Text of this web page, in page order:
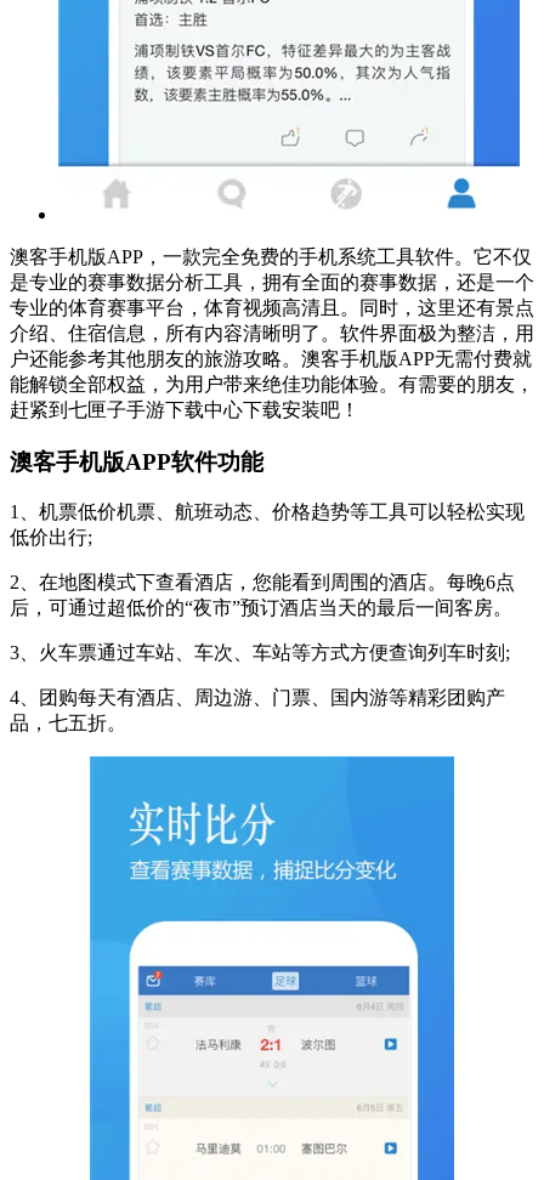
澳客手机版APP，一款完全免费的手机系统工具软件。它不仅
是专业的赛事数据分析工具，拥有全面的赛事数据，还是一个
专业的体育赛事平台，体育视频高清且。同时，这里还有景点
介绍、住宿信息，所有内容清晰明了。软件界面极为整洁，用
户还能参考其他朋友的旅游攻略。澳客手机版APP无需付费就
能解锁全部权益，为用户带来绝佳功能体验。有需要的朋友，
赶紧到七匣子手游下载中心下载安装吧！
澳客手机版APP软件功能
1、机票低价机票、航班动态、价格趋势等工具可以轻松实现
低价出行;
2、在地图模式下查看酒店，您能看到周围的酒店。每晚6点
后，可通过超低价的“夜市”预订酒店当天的最后一间客房。
3、火车票通过车站、车次、车站等方式方便查询列车时刻;
4、团购每天有酒店、周边游、门票、国内游等精彩团购产
品，七五折。